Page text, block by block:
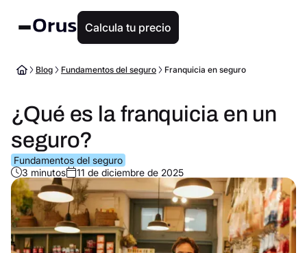
Calcula tu precio
Blog Fundamentos del seguro Franquicia en seguro
¿Qué es la franquicia en un
seguro?
Fundamentos del seguro
3 minutos
11 de diciembre de 2025